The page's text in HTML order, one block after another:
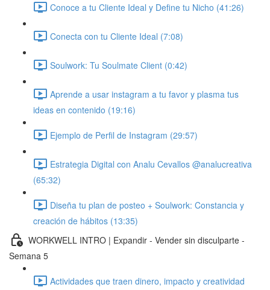
Conoce a tu Cliente Ideal y Define tu Nicho (41:26)
Conecta con tu Cliente Ideal (7:08)
Soulwork: Tu Soulmate Client (0:42)
Aprende a usar instagram a tu favor y plasma tus
ideas en contenido (19:16)
Ejemplo de Perfil de Instagram (29:57)
Estrategia Digital con Analu Cevallos @analucreativa
(65:32)
Diseña tu plan de posteo + Soulwork: Constancia y
creación de hábitos (13:35)
WORKWELL INTRO | Expandir - Vender sin disculparte -
Semana 5
Actividades que traen dinero, impacto y creatividad